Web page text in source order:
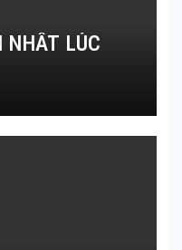
NHẤT LÚC